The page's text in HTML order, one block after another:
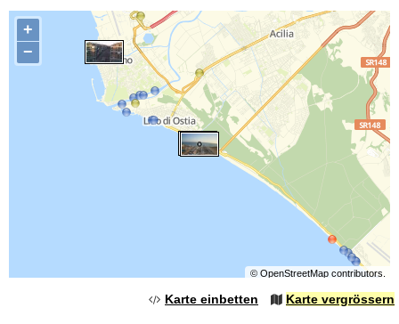
+
−
© OpenStreetMapcontributors.
Karte einbetten Karte vergrössern